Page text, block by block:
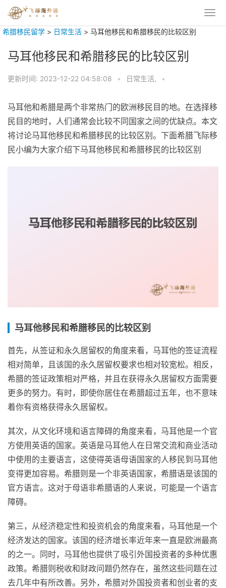
希腊移民留学 > 日常生活 > 马耳他移民和希腊移民的比较区别
马耳他移民和希腊移民的比较区别
更新时间: 2023-12-22 04:58:08 • 日常生活, •
马耳他和希腊是两个非常热门的欧洲移民目的地。在选择移
民目的地时，人们通常会比较不同国家之间的优缺点。本文
将讨论马耳他移民和希腊移民的比较区别。下面希腊飞际移
民小编为大家介绍下马耳他移民和希腊移民的比较区别
马耳他移民和希腊移民的比较区别
首先，从签证和永久居留权的角度来看，马耳他的签证流程
相对简单，且该国的永久居留权要求也相对较宽松。相反，
希腊的签证政策相对严格，并且在获得永久居留权方面需要
更多的努力。有时，即使你居住在希腊超过五年，也不意味
着你有资格获得永久居留权。
其次，从文化环境和语言障碍的角度来看，马耳他是一个官
方使用英语的国家。英语是马耳他人在日常交流和商业活动
中使用的主要语言，这使得英语母语国家的人移民到马耳他
变得更加容易。希腊则是一个非英语国家，希腊语是该国的
官方语言。这对于母语非希腊语的人来说，可能是一个语言
障碍。
第三，从经济稳定性和投资机会的角度来看，马耳他是一个
经济发达的国家。该国的经济增长率近年来一直是欧洲最高
的之一。同时，马耳他也提供了吸引外国投资者的多种优惠
政策。希腊则税收和财政问题仍然存在，虽然这些问题在过
去几年中有所改善。另外，希腊对外国投资者和创业者的支